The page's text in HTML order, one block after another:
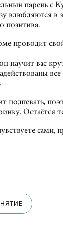
парень с
влюбляются в
позитива.
проводит
научит вас
подпевать,
Остаётся
сами,